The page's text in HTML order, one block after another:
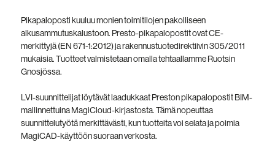
Pikapaloposti kuuluu monien toimitilojen pakolliseen
alkusammutuskalustoon. Presto-pikapalopostit ovat CE-
merkittyjä (EN 671-1:2012) ja rakennustuotedirektiivin 305/2011
mukaisia. Tuotteet valmistetaan omalla tehtaallamme Ruotsin
Gnosjössa.
LVI-suunnittelijat löytävät laadukkaat Preston pikapalopostit BIM-
mallinnettuina MagiCloud-kirjastosta. Tämä nopeuttaa
suunnittelutyötä merkittävästi, kun tuotteita voi selata ja poimia
MagiCAD-käyttöön suoraan verkosta.